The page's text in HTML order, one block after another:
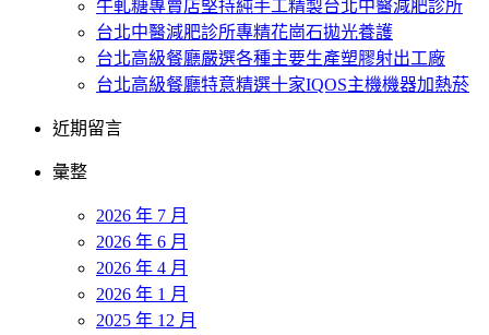
牛軋糖專賣店堅持純手工精製台北中醫減肥診所
台北中醫減肥診所專精花崗石拋光養護
台北高級餐廳嚴選各種主要生產塑膠射出工廠
台北高級餐廳特意精選十家IQOS主機機器加熱菸
近期留言
彙整
2026 年 7 月
2026 年 6 月
2026 年 4 月
2026 年 1 月
2025 年 12 月